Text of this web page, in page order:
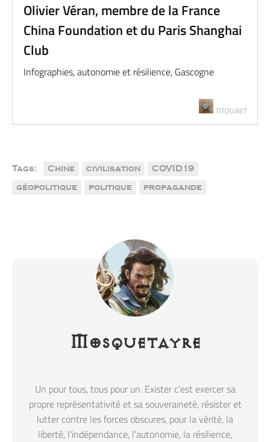
Olivier Véran, membre de la France
China Foundation et du Paris Shanghai
Club
Infographies, autonomie et résilience, Gascogne
TITOU.NET
Tags: Chine civilisation
COVID19
géopolitique
politique propagande
Mosquetayre
Un pour tous, tous pour un. Exister c'est exercer sa
propre représentativité et sa souveraineté, résister et
lutter contre les forces obscures, pour la vérité, la
liberté, l'indépendance, l'autonomie, la résilience,